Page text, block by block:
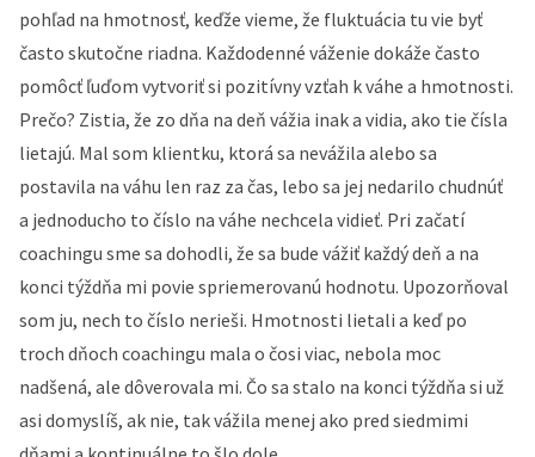
pohľad na hmotnosť, keďže vieme, že fluktuácia tu vie byť
často skutočne riadna. Každodenné váženie dokáže často
pomôcť ľuďom vytvoriť si pozitívny vzťah k váhe a hmotnosti.
Prečo? Zistia, že zo dňa na deň vážia inak a vidia, ako tie čísla
lietajú. Mal som klientku, ktorá sa nevážila alebo sa
postavila na váhu len raz za čas, lebo sa jej nedarilo chudnúť
a jednoducho to číslo na váhe nechcela vidieť. Pri začatí
coachingu sme sa dohodli, že sa bude vážiť každý deň a na
konci týždňa mi povie spriemerovanú hodnotu. Upozorňoval
som ju, nech to číslo nerieši. Hmotnosti lietali a keď po
troch dňoch coachingu mala o čosi viac, nebola moc
nadšená, ale dôverovala mi. Čo sa stalo na konci týždňa si už
asi domyslíš, ak nie, tak vážila menej ako pred siedmimi